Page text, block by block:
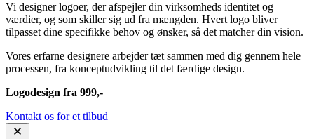
Vi designer logoer, der afspejler din virksomheds identitet og
værdier, og som skiller sig ud fra mængden. Hvert logo bliver
tilpasset dine specifikke behov og ønsker, så det matcher din vision.
Vores erfarne designere arbejder tæt sammen med dig gennem hele
processen, fra konceptudvikling til det færdige design.
Logodesign fra 999,-
Kontakt os for et tilbud